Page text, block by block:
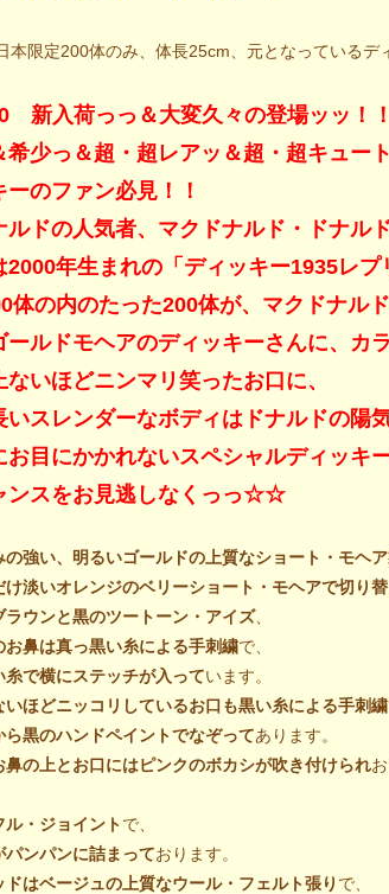
本限定200体のみ、体長25cm、元となっているデ
新入荷っっ＆大変久々の登場ッッ！！
希少っ＆超・超レアッ＆超・超キュ
ーのファン必見！！
ルドの人気者、マクドナルド・ドナル
2000年生まれの「ディッキー1935レプ
体の内のたった200体が、マクドナル
ールドモヘアのディッキーさんに、カ
ないほどニンマリ笑ったお口に、
いスレンダーなボディはドナルドの陽
お目にかかれないスペシャルディッキ
ンスをお見逃しなくっっ☆☆
の強い、明るいゴールドの上質なショート・モヘ
け淡いオレンジのベリーショート・モヘアで切り
ラウンと黒のツートーン・アイズ、
お鼻は真っ黒い糸による手刺繍で、
糸で横にステッチが入っています。
いほどニッコリしているお口も黒い糸による手刺
ら黒のハンドペイントでなぞってあります。
鼻の上とお口にはピンクのボカシが吹き付けられ
ル・ジョイントで、
パンパンに詰まっております。
ドはベージュの上質なウール・フェルト張り で、